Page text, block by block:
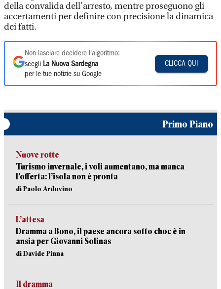
della convalida dell’arresto, mentre proseguono gli
accertamenti per definire con precisione la dinamica
dei fatti.
Non lasciare decidere l'algoritmo:
scegli La Nuova Sardegna
per le tue notizie su Google
CLICCA QUI
Primo Piano
Nuove rotte
Turismo invernale, i voli aumentano, ma manca
l’offerta: l’isola non è pronta
di Paolo Ardovino
L’attesa
Dramma a Bono, il paese ancora sotto choc è in
ansia per Giovanni Solinas
di Davide Pinna
Il dramma